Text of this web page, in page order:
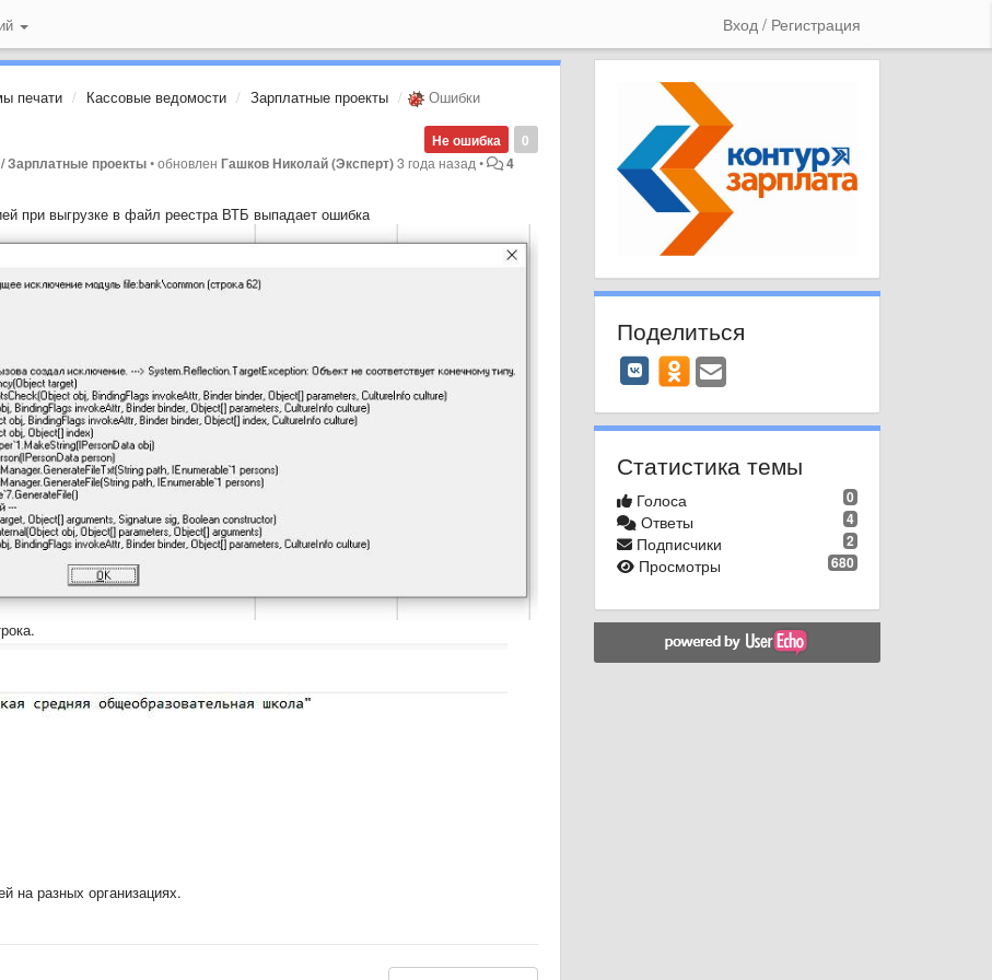
Вход / Регистрация
печати Кассовые ведомости Зарплатные проекты Ошибки
0
Не ошибка
Зарплатные проекты•обновленГашков Николай (Эксперт)3 года назад • 4
при выгрузке в файл реестра ВТБ выпадает ошибка
на разных организациях.
Поделиться
Статистика темы
0
Голоса
4
Ответы
2
Подписчики
680
Просмотры